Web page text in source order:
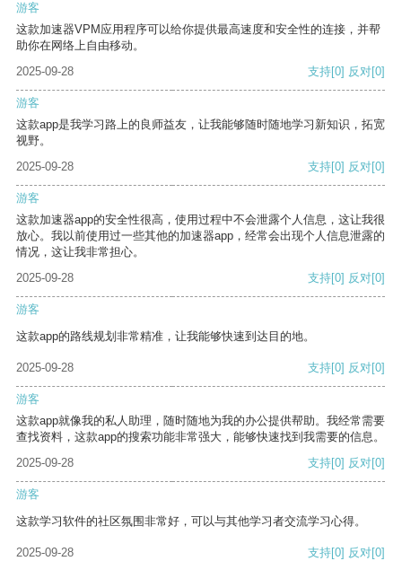
游客
这款加速器VPM应用程序可以给你提供最高速度和安全性的连接，并帮
助你在网络上自由移动。
2025-09-28
支持[0] 反对[0]
游客
这款app是我学习路上的良师益友，让我能够随时随地学习新知识，拓宽
视野。
2025-09-28
支持[0] 反对[0]
游客
这款加速器app的安全性很高，使用过程中不会泄露个人信息，这让我很
放心。我以前使用过一些其他的加速器app，经常会出现个人信息泄露的
情况，这让我非常担心。
2025-09-28
支持[0] 反对[0]
游客
这款app的路线规划非常精准，让我能够快速到达目的地。
2025-09-28 支持[0] 反对[0]
游客
这款app就像我的私人助理，随时随地为我的办公提供帮助。我经常需要
查找资料，这款app的搜索功能非常强大，能够快速找到我需要的信息。
2025-09-28
支持[0] 反对[0]
游客
这款学习软件的社区氛围非常好，可以与其他学习者交流学习心得。
2025-09-28 支持[0] 反对[0]